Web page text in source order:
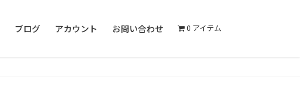
ブログ アカウント お問い合わせ 0 アイテム